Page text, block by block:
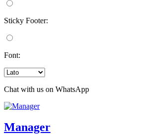
Sticky Footer:
Font:
Chat with us on WhatsApp
Manager